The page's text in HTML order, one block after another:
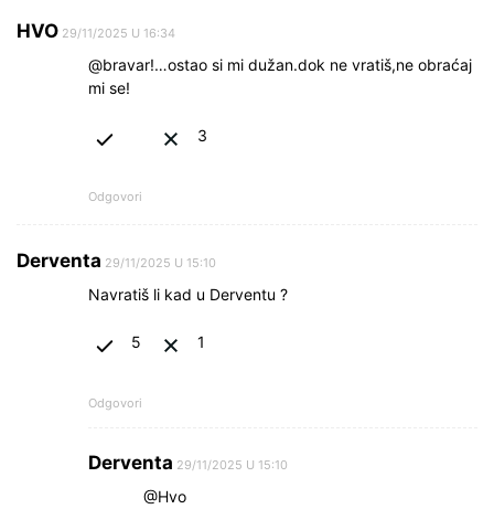
HVO 29/11/2025 U 16:34
@bravar!…ostao si mi dužan.dok ne vratiš,ne obraćaj
mi se!
3
Odgovori
Derventa 29/11/2025 U 15:10
Navratiš li kad u Derventu ?
5 1
Odgovori
Derventa 29/11/2025 U 15:10
@Hvo